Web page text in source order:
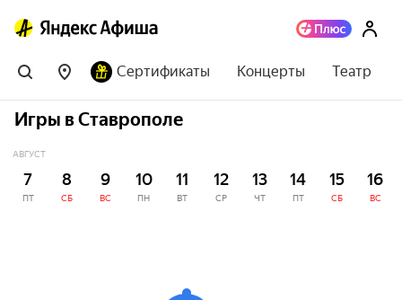
Сертификаты Концерты Театр
Игры в Ставрополе
АВГУСТ
7
ПТ
8
СБ
9
ВС
10
ПН
11
ВТ
12
СР
13
ЧТ
14
ПТ
15
СБ
16
ВС